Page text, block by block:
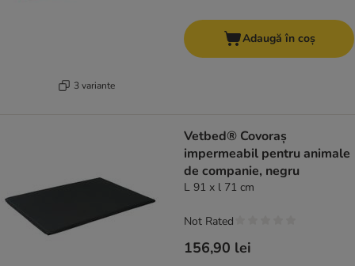
3 variante
Adaugă în coș
Vetbed® Covoraș
impermeabil pentru animale
de companie, negru
L 91 x l 71 cm
156,90 lei
Not Rated